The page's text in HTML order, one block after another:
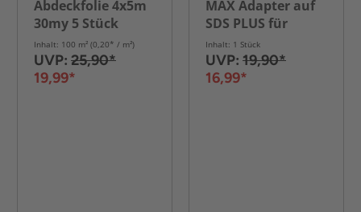
Abdeckfolie 4x5m
30my 5 Stück
Inhalt: 100 m² (0,20* / m²)
UVP: 25,90*
19,99*
MAX Adapter auf
SDS PLUS für
Hammerbohrer
Inhalt: 1 Stück
UVP: 19,90*
16,99*